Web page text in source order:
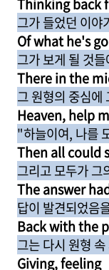
Thinking back
그가 들었던 이야
Of what he's
그가 보게 될 것
There in the
그 원형의 중심에
Heaven, help
"하늘이여, 나를
Then all could
그리고 모두가 그
The answer
답이 발견되었음
Back with the
그는 다시 원형
Giving, feeling